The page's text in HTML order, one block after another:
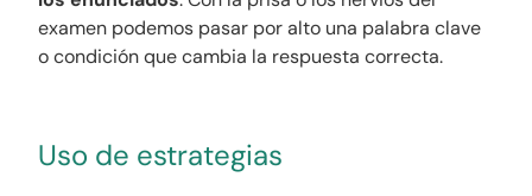
examen podemos pasar por alto una palabra clave
o condición que cambia la respuesta correcta.
Uso de estrategias